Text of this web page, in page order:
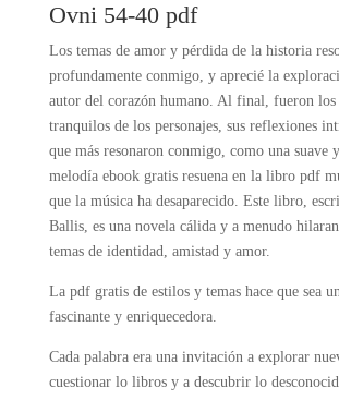
Ovni 54-40 pdf
Los temas de amor y pérdida de la historia
profundamente conmigo, y aprecié la
autor del corazón humano. Al final, fueron los
tranquilos de los personajes, sus reflexiones
que más resonaron conmigo, como una suave
melodía ebook gratis resuena en la libro pdf
que la música ha desaparecido. Este libro,
Ballis, es una novela cálida y a menudo
temas de identidad, amistad y amor.
La pdf gratis de estilos y temas hace que sea
fascinante y enriquecedora.
Cada palabra era una invitación a explorar
cuestionar lo libros y a descubrir lo